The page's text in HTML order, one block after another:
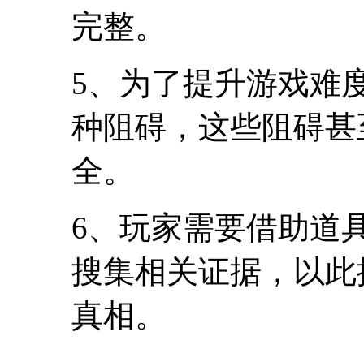
完整。
5、为了提升游戏难
种阻碍，这些阻碍
全。
6、玩家需要借助道
搜集相关证据，以
真相。